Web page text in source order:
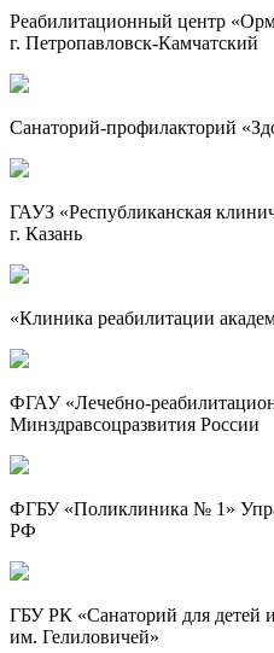
Реабилитационный центр
г. Петропавловск-Камчатский
Санаторий-профилакторий
ГАУЗ «Республиканская
г. Казань
«Клиника реабилитации
ФГАУ «Лечебно-
Минздравсоцразвития России
ФГБУ «Поликлиника № 1»
РФ
ГБУ РК «Санаторий для детей
им. Гелиловичей»